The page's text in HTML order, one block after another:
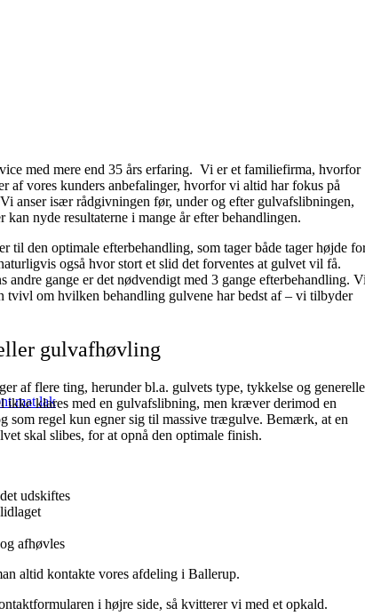
mat lak
med mere end 35 års erfaring. Vi er et familiefirma, hvorfor
af vores kunders anbefalinger, hvorfor vi altid har fokus på
anser især rådgivningen før, under og efter gulvafslibningen,
kan nyde resultaterne i mange år efter behandlingen.
til den optimale efterbehandling, som tager både tager højde
også hvor stort et slid det forventes at gulvet vil få.
gange er det nødvendigt med 3 gange efterbehandling.
tvivl om hvilken behandling gulvene har bedst af – vi tilbyder
gulvafhøvling
af flere ting, herunder bl.a. gulvets type, tykkelse og generelle
klares med en gulvafslibning, men kræver derimod en
regel kun egner sig til massive trægulve. Bemærk, at en
skal slibes, for at opnå den optimale finish.
udskiftes
afhøvles
altid kontakte vores afdeling i Ballerup.
i højre side, så kvitterer vi med et opkald.